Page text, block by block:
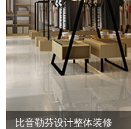
比音勒芬设计整体装修